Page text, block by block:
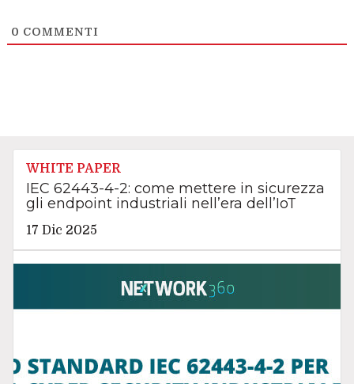
0 COMMENTI
WHITE PAPER
IEC 62443-4-2: come mettere in sicurezza
gli endpoint industriali nell’era dell’IoT
17 Dic 2025